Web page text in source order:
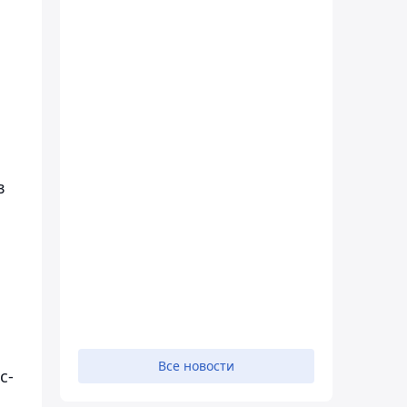
Все новости